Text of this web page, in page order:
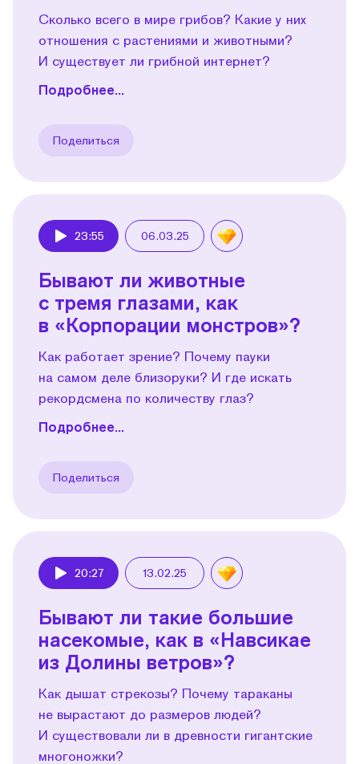
Сколько всего в мире грибов? Какие у них
отношения с растениями и животными?
И существует ли грибной интернет?
Подробнее...
Поделиться
23:55 06.03.25
Бывают ли животные
с тремя глазами, как
в «Корпорации монстров»?
Как работает зрение? Почему пауки
на самом деле близоруки? И где искать
рекордсмена по количеству глаз?
Подробнее...
Поделиться
20:27 13.02.25
Бывают ли такие большие
насекомые, как в «Навсикае
из Долины ветров»?
Как дышат стрекозы? Почему тараканы
не вырастают до размеров людей?
И существовали ли в древности гигантские
многоножки?